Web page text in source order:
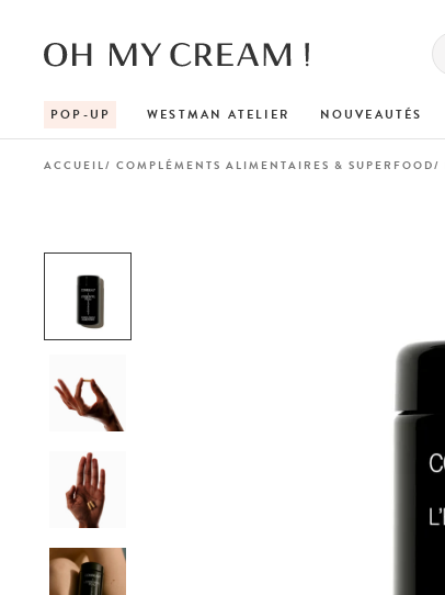
POP-UP WESTMAN ATELIER NOUVEAUTÉS
ACCUEIL COMPLÉMENTS ALIMENTAIRES & SUPERFOOD